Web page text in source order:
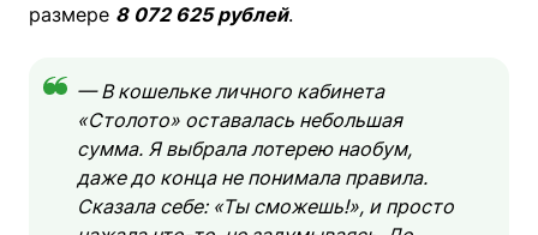
размере 8 072 625рублей.
— В кошельке личного кабинета
«Столото» оставалась небольшая
сумма. Я выбрала лотерею наобум,
даже до конца не понимала правила.
Сказала себе: «Ты сможешь!», и просто